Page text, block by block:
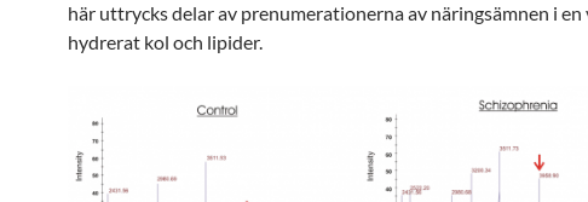
här uttrycks delar av prenumerationerna av näringsämnen i en
hydrerat kol och lipider.